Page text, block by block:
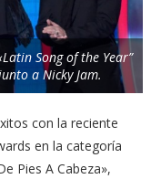
Song of the Year”
a Nicky Jam.
con la reciente
en la categoría
Pies A Cabeza»,